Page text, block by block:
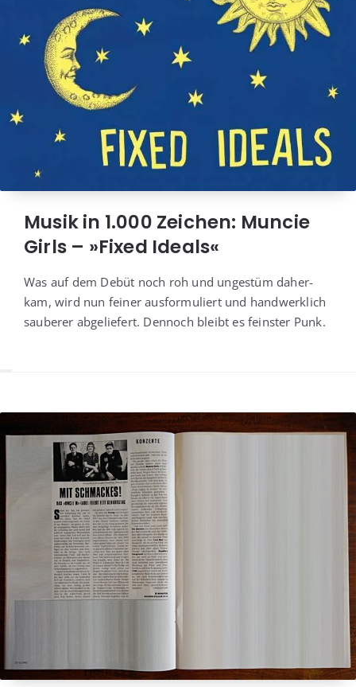
Musik in 1.000 Zeichen: Muncie
Girls – »Fixed Ideals«
Was auf dem Debüt noch roh und unge­stüm daher­
kam, wird nun fei­ner aus­for­mu­liert und hand­werk­lich
sau­be­rer abge­lie­fert. Den­noch bleibt es feins­ter Punk.